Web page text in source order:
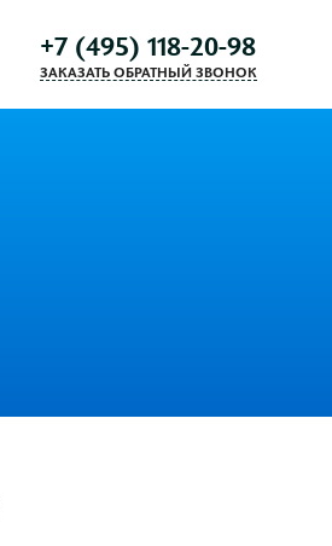
+7 (495) 118-20-98
ЗАКАЗАТЬ ОБРАТНЫЙ ЗВОНОК